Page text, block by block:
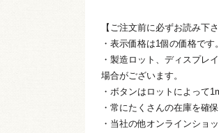
【ご注文前に必ずお読み下さ
・表示価格は1個の価格です。
・製造ロット、ディスプレ
場合がございます。
・ボタンはロットによって
・常にたくさんの在庫を確
・当社の他オンラインショ